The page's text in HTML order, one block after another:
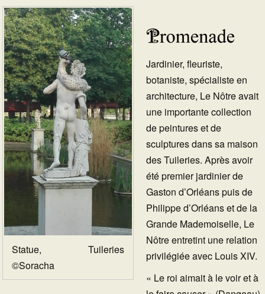
Statue, Tuileries
©Soracha
Jardinier, fleuriste,
botaniste, spécialiste en
architecture, Le Nôtre avait
une importante collection
de peintures et de
sculptures dans sa maison
des Tuileries. Après avoir
été premier jardinier de
Gaston d’Orléans puis de
Philippe d’Orléans et de la
Grande Mademoiselle, Le
Nôtre entretint une relation
privilégiée avec Louis XIV.
« Le roi aimait à le voir et à